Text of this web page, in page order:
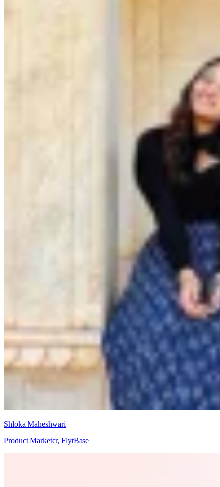
Shloka Maheshwari
Product Marketer, FlytBase